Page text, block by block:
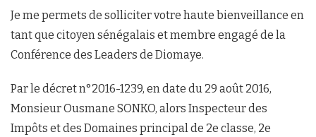
Je me permets de solliciter votre haute bienveillance en
tant que citoyen sénégalais et membre engagé de la
Conférence des Leaders de Diomaye.
Par le décret n°2016-1239, en date du 29 août 2016,
Monsieur Ousmane SONKO, alors Inspecteur des
Impôts et des Domaines principal de 2e classe, 2e